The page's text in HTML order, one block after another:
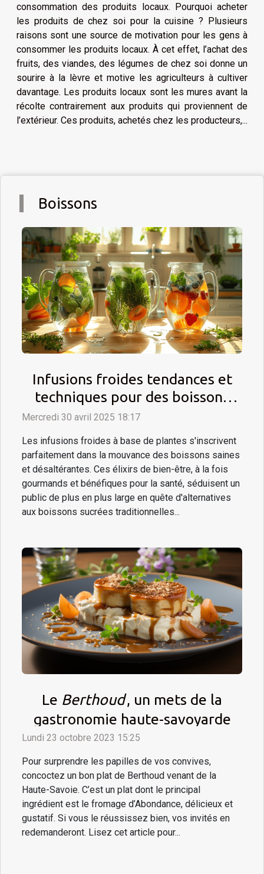
consommation des produits locaux. Pourquoi acheter
les produits de chez soi pour la cuisine ? Plusieurs
raisons sont une source de motivation pour les gens à
consommer les produits locaux. À cet effet, l’achat des
fruits, des viandes, des légumes de chez soi donne un
sourire à la lèvre et motive les agriculteurs à cultiver
davantage. Les produits locaux sont les mures avant la
récolte contrairement aux produits qui proviennent de
l’extérieur. Ces produits, achetés chez les producteurs,...
Boissons
Infusions froides tendances et
techniques pour des boissons
rafraîchissantes à base de
Mercredi 30 avril 2025 18:17
Les infusions froides à base de plantes s'inscrivent
parfaitement dans la mouvance des boissons saines
et désaltérantes. Ces élixirs de bien-être, à la fois
gourmands et bénéfiques pour la santé, séduisent un
public de plus en plus large en quête d'alternatives
aux boissons sucrées traditionnelles...
Le Berthoud, un mets de la
gastronomie haute-savoyarde
Lundi 23 octobre 2023 15:25
Pour surprendre les papilles de vos convives,
concoctez un bon plat de Berthoud venant de la
Haute-Savoie. C’est un plat dont le principal
ingrédient est le fromage d’Abondance, délicieux et
gustatif. Si vous le réussissez bien, vos invités en
redemanderont. Lisez cet article pour...